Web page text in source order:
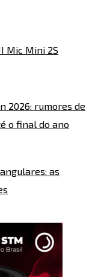
Mic Mini 2S
2026: rumores de
o final do ano
as